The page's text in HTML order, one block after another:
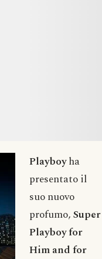
Playboyha
presentato il
suo nuovo
profumo,Super
Playboy for
Him and for